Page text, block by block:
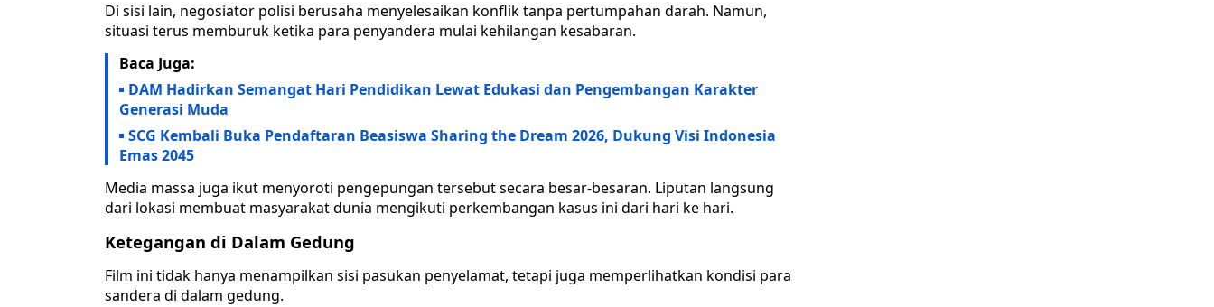
Di sisi lain, negosiator polisi berusaha menyelesaikan konflik tanpa pertumpahan darah. Namun,
situasi terus memburuk ketika para penyandera mulai kehilangan kesabaran.
Baca Juga:
DAM Hadirkan Semangat Hari Pendidikan Lewat Edukasi dan Pengembangan Karakter
Generasi Muda
SCG Kembali Buka Pendaftaran Beasiswa Sharing the Dream 2026, Dukung Visi Indonesia
Emas 2045
Media massa juga ikut menyoroti pengepungan tersebut secara besar-besaran. Liputan langsung
dari lokasi membuat masyarakat dunia mengikuti perkembangan kasus ini dari hari ke hari.
Ketegangan di Dalam Gedung
Film ini tidak hanya menampilkan sisi pasukan penyelamat, tetapi juga memperlihatkan kondisi para
sandera di dalam gedung.